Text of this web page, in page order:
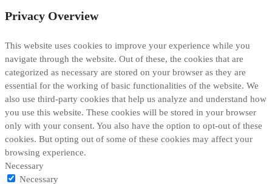
Privacy Overview
This website uses cookies to improve your experience while you
navigate through the website. Out of these, the cookies that are
categorized as necessary are stored on your browser as they are
essential for the working of basic functionalities of the website. We
also use third-party cookies that help us analyze and understand how
you use this website. These cookies will be stored in your browser
only with your consent. You also have the option to opt-out of these
cookies. But opting out of some of these cookies may affect your
browsing experience.
Necessary
Necessary